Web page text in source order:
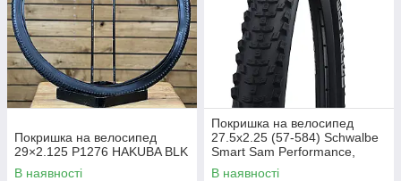
Покришка на велосипед
29×2.125 P1276 HAKUBA BLK
В наявності
Покришка на велосипед
27.5x2.25 (57-584) Schwalbe
Smart Sam Performance,
ADDIX, B/B-SK
В наявності